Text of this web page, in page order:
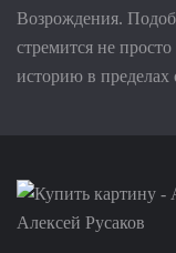
Возрождения.
стремится не просто
историю в пределах